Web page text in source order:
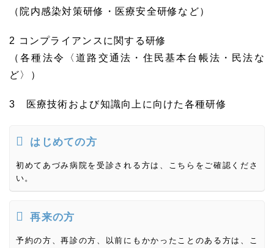
（院内感染対策研修・医療安全研修など）
2 コンプライアンスに関する研修
（各種法令〈道路交通法・住民基本台帳法・民法な
ど〉）
3 医療技術および知識向上に向けた各種研修
はじめての方
初めてあづみ病院を受診される方は、こちらをご確認くださ
い。
再来の方
予約の方、再診の方、以前にもかかったことのある方は、こ